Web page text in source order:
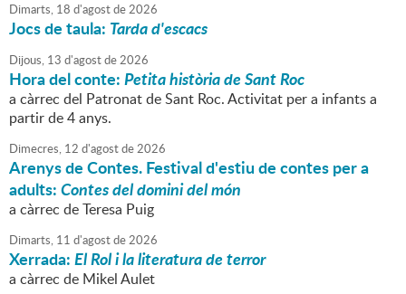
Dimarts, 18 d'agostde2026
Jocs de taula: Tarda d'escacs
Dijous, 13 d'agostde2026
Hora del conte:Petita història de Sant Roc
a càrrec del Patronat de Sant Roc. Activitat per a infants a
partir de 4 anys.
Dimecres, 12 d'agostde2026
Arenys de Contes. Festival d'estiu de contes per a
adults:Contes del domini del món
a càrrec de Teresa Puig
Dimarts, 11 d'agostde2026
Xerrada:El Rol i la literatura de terror
a càrrec de Mikel Aulet